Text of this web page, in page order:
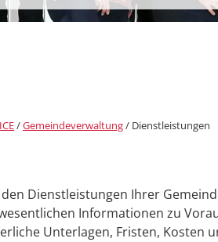
/Gemeindeverwaltung/ Dienstleistungen
Dienstleistungen Ihrer
Informationen zu
Unterlagen, Fristen, Kosten